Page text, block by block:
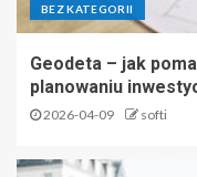
BEZ KATEGORII
Geodeta – jak
planowaniu
2026-04-09 softi